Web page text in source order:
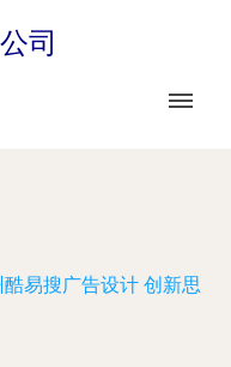
司
酷易搜广告设计 创新思